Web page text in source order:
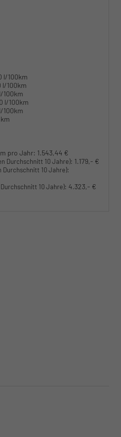
l/100km
l/100km
100km
l/100km
100km
pro Jahr: 1.543,44 €
Durchschnitt 10 Jahre): 1.179,- €
Durchschnitt 10 Jahre):
10 Jahre): 4.323,- €